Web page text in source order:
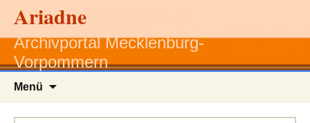
Ariadne
Archivportal Mecklenburg-
Vorpommern
Menü